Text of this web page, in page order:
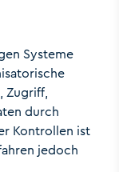
Systeme
Zugriff,
durch
Kontrollen ist
jedoch